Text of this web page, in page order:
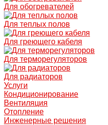
Для обогревателей
Для теплых полов
Для греющего кабеля
Для терморегуляторов
Для радиаторов
Услуги
Кондиционирование
Вентиляция
Отопление
Инженерные решения